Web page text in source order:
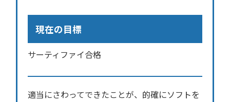
現在の目標
サーティファイ合格
適当にさわってできたことが、的確にソフトを